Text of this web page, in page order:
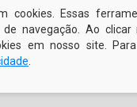
cookies. Essas
navegação. Ao clicar
em nosso site.